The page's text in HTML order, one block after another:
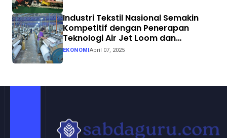
Industri Tekstil Nasional Semakin
Kompetitif dengan Penerapan
Teknologi Air Jet Loom dan
Continuous Dyeing di CV. Garuda
Solo Perkasa
EKONOMIApril 07, 2025